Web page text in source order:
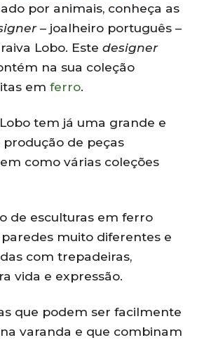
por animais, conheça as
– joalheiro português –
Lobo. Estedesigner
na sua coleção
emferro.
tem já uma grande e
de peças
como várias coleções
de esculturas em ferro
muito diferentes e
com trepadeiras,
vida e expressão.
que podem ser facilmente
varanda e que combinam